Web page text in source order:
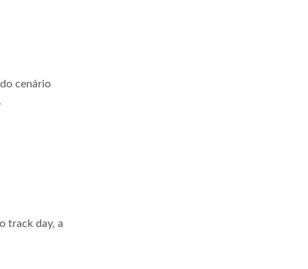
cenário
track day, a